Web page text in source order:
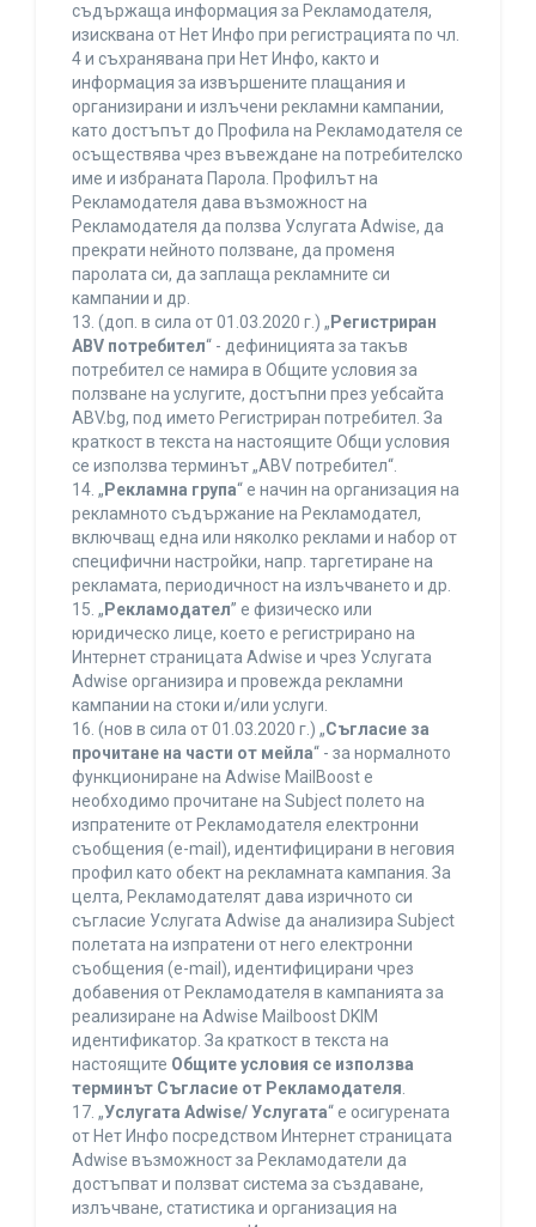
съдържаща информация за Рекламодателя,
изисквана от Нет Инфо при регистрацията по чл.
4 и съхранявана при Нет Инфо, както и
информация за извършените плащания и
организирани и излъчени рекламни кампании,
като достъпът до Профила на Рекламодателя се
осъществява чрез въвеждане на потребителско
име и избраната Парола. Профилът на
Рекламодателя дава възможност на
Рекламодателя да ползва Услугата Adwise, да
прекрати нейното ползване, да променя
паролата си, да заплаща рекламните си
кампании и др.
13. (доп. в сила от 01.03.2020 г.) „ Регистриран
ABV потребител“ - дефиницията за такъв
потребител се намира в Общите условия за
ползване на услугите, достъпни през уебсайта
ABV.bg, под името Регистриран потребител. За
краткост в текста на настоящите Общи условия
се използва терминът „ABV потребител“.
14. „ Рекламна група“ е начин на организация на
рекламното съдържание на Рекламодател,
включващ една или няколко реклами и набор от
специфични настройки, напр. таргетиране на
рекламата, периодичност на излъчването и др.
15. „ Рекламодател” е физическо или
юридическо лице, което е регистрирано на
Интернет страницата Adwise и чрез Услугата
Adwise организира и провежда рекламни
кампании на стоки и/или услуги.
16. (нов в сила от 01.03.2020 г.) „Съгласие за
прочитане на части от мейла“ - за нормалното
функциониране на Adwise MailBoost е
необходимо прочитане на Subject полето на
изпратените от Рекламодателя електронни
съобщения (e-mail), идентифицирани в неговия
профил като обект на рекламната кампания. За
целта, Рекламодателят дава изричното си
съгласие Услугата Adwise да анализира Subject
полетата на изпратени от него електронни
съобщения (e-mail), идентифицирани чрез
добавения от Рекламодателя в кампанията за
реализиране на Adwise Mailboost DKIM
идентификатор. За краткост в текста на
настоящите Общите условия се използва
терминът Съгласие от Рекламодателя.
17. „Услугата Adwise/ Услугата“ е осигурената
от Нет Инфо посредством Интернет страницата
Adwise възможност за Рекламодатели да
достъпват и ползват система за създаване,
излъчване, статистика и организация на